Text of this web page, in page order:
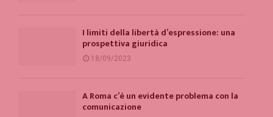
I limiti della libertà d’espressione: una
prospettiva giuridica
18/09/2023
A Roma c’è un evidente problema con la
comunicazione